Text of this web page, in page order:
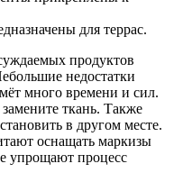
для террас.
продуктов
недостатки
много времени и сил.
ткань. Также
в другом месте.
оснащать маркизы
упрощают процесс